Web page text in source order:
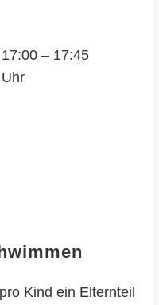
17:00 – 17:45
Uhr
Kind ein Elternteil